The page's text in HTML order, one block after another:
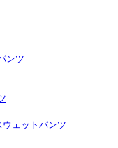
ンツ
ェットパンツ